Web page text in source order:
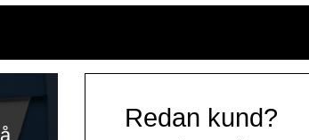
Redan kund?